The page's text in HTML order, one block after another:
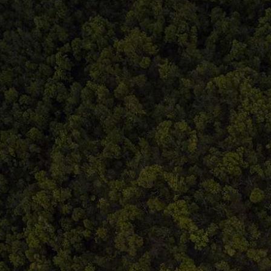
Termeni și condiții
ANPC
și condiții